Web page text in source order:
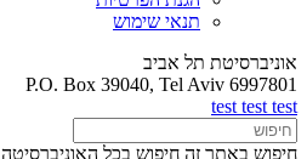
תנאי שימוש
אוניברסיטת תל אביב
P.O. Box 39040, Tel Aviv 6997801
test test test
חיפוש באתר זה חיפוש בכל האוניברסיטה